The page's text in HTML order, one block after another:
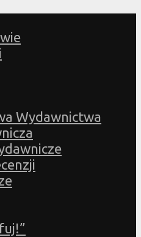
Wydawnictwa